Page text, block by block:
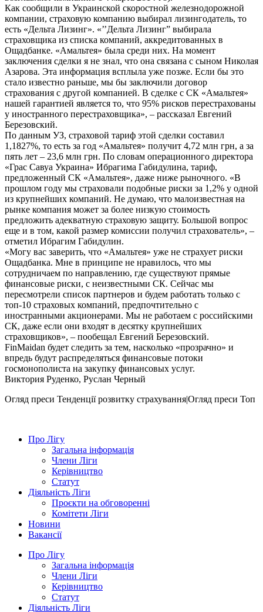
Как сообщили в Украинской скоростной железнодорожной
компании, страховую компанию выбирал лизингодатель, то
есть «Дельта Лизинг». «’’Дельта Лизинг” выбирала
страховщика из списка компаний, аккредитованных в
Ощадбанке. «Амальтея» была среди них. На момент
заключения сделки я не знал, что она связана с сыном Николая
Азарова. Эта информация всплыла уже позже. Если бы это
стало известно раньше, мы бы заключили договор
страхования с другой компанией. В сделке с СК «Амальтея»
нашей гарантией является то, что 95% рисков перестрахованы
у иностранного перестраховщика», – рассказал Евгений
Березовский.
По данным УЗ, страховой тариф этой сделки составил
1,1827%, то есть за год «Амальтея» получит 4,72 млн грн, а за
пять лет – 23,6 млн грн. По словам операционного директора
«Грас Савуа Украина» Ибрагима Габидулина, тариф,
предложенный СК «Амальтея», даже ниже рыночного. «В
прошлом году мы страховали подобные риски за 1,2% у одной
из крупнейших компаний. Не думаю, что малоизвестная на
рынке компания может за более низкую стоимость
предложить адекватную страховую защиту. Большой вопрос
еще и в том, какой размер комиссии получил страхователь», –
отметил Ибрагим Габидулин.
«Могу вас заверить, что «Амальтея» уже не страхует риски
Ощадбанка. Мне в принципе не нравилось, что мы
сотрудничаем по направлению, где существуют прямые
финансовые риски, с неизвестными СК. Сейчас мы
пересмотрели список партнеров и будем работать только с
топ-10 страховых компаний, предпочтительно с
иностранными акционерами. Мы не работаем с российскими
СК, даже если они входят в десятку крупнейших
страховщиков», – пообещал Евгений Березовский.
FinMaidan будет следить за тем, насколько «прозрачно» и
впредь будут распределяться финансовые потоки
госмонополиста на закупку финансовых услуг.
Виктория Руденко, Руслан Черный
Огляд преси Тенденції розвитку страхування|Огляд преси Топ
Про Лігу
Загальна інформація
Члени Ліги
Керівництво
Статут
Діяльність Ліги
Проєкти на обговоренні
Комітети Ліги
Новини
Вакансії
Про Лігу
Загальна інформація
Члени Ліги
Керівництво
Статут
Діяльність Ліги